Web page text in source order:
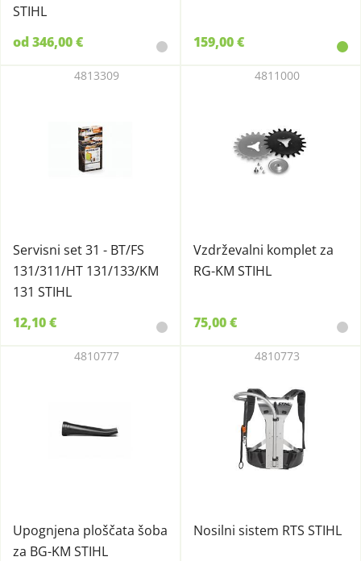
STIHL
od 346,00 € 159,00 €
Servisni set 31 - BT/FS
131/311/HT 131/133/KM
131 STIHL
4813309
12,10 €
Vzdrževalni komplet za
RG-KM STIHL
4811000
75,00 €
Upognjena ploščata šoba
za BG-KM STIHL
4810777
Nosilni sistem RTS STIHL
4810773